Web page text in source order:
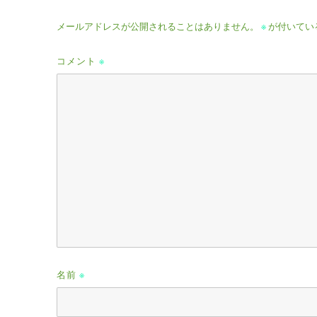
メールアドレスが公開されることはありません。 ※が付いてい
コメント※
名前※